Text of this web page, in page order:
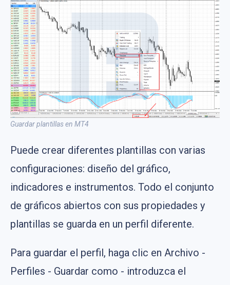
Guardar plantillas en MT4
Puede crear diferentes plantillas con varias
configuraciones: diseño del gráfico,
indicadores e instrumentos. Todo el conjunto
de gráficos abiertos con sus propiedades y
plantillas se guarda en un perfil diferente.
Para guardar el perfil, haga clic en Archivo -
Perfiles - Guardar como - introduzca el